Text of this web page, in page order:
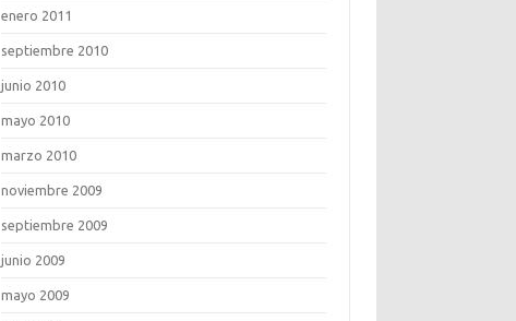
enero 2011
septiembre 2010
junio 2010
mayo 2010
marzo 2010
noviembre 2009
septiembre 2009
junio 2009
mayo 2009